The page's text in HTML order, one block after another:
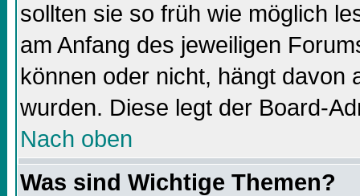
sollten sie so früh wie möglich
am Anfang des jeweiligen
können oder nicht, hängt davon
wurden. Diese legt der Board-
Nach oben
Was sind Wichtige Themen?